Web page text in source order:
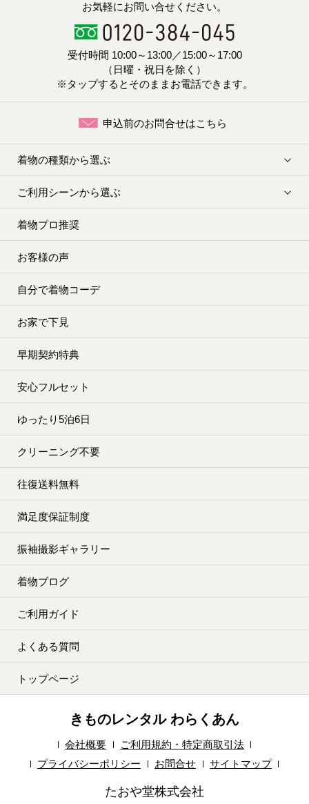
お気軽にお問い合せください。
受付時間 10:00～13:00／15:00～17:00
（日曜・祝日を除く）
※タップするとそのままお電話できます。
申込前のお問合せはこちら
着物の種類から選ぶ
ご利用シーンから選ぶ
着物プロ推奨
お客様の声
自分で着物コーデ
お家で下見
早期契約特典
安心フルセット
ゆったり5泊6日
クリーニング不要
往復送料無料
満足度保証制度
振袖撮影ギャラリー
着物ブログ
ご利用ガイド
よくある質問
トップページ
きものレンタル わらくあん
会社概要
ご利用規約・特定商取引法
プライバシーポリシー
お問合せ サイトマップ
たおや堂株式会社